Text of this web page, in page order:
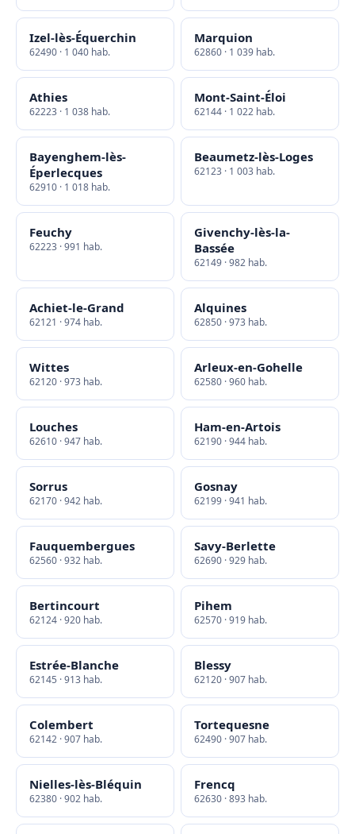
Izel-lès-Équerchin
62490 · 1 040 hab.
Marquion
62860 · 1 039 hab.
Athies
62223 · 1 038 hab.
Mont-Saint-Éloi
62144 · 1 022 hab.
Bayenghem-lès-
Éperlecques
62910 · 1 018 hab.
Beaumetz-lès-Loges
62123 · 1 003 hab.
Feuchy
62223 · 991 hab.
Givenchy-lès-la-
Bassée
62149 · 982 hab.
Achiet-le-Grand
62121 · 974 hab.
Alquines
62850 · 973 hab.
Wittes
62120 · 973 hab.
Arleux-en-Gohelle
62580 · 960 hab.
Louches
62610 · 947 hab.
Ham-en-Artois
62190 · 944 hab.
Sorrus
62170 · 942 hab.
Gosnay
62199 · 941 hab.
Fauquembergues
62560 · 932 hab.
Savy-Berlette
62690 · 929 hab.
Bertincourt
62124 · 920 hab.
Pihem
62570 · 919 hab.
Estrée-Blanche
62145 · 913 hab.
Blessy
62120 · 907 hab.
Colembert
62142 · 907 hab.
Tortequesne
62490 · 907 hab.
Nielles-lès-Bléquin
62380 · 902 hab.
Frencq
62630 · 893 hab.